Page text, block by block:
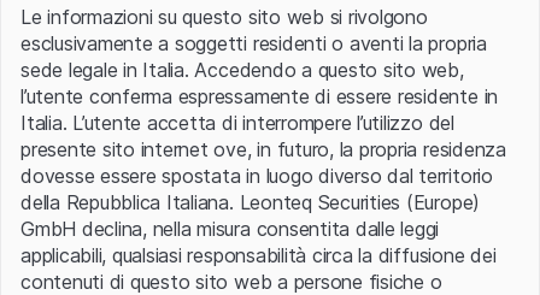
Errore del server.
Le informazioni su questo sito web si rivolgono
esclusivamente a soggetti residenti o aventi la propria
sede legale in Italia. Accedendo a questo sito web,
l’utente conferma espressamente di essere residente in
Italia. L’utente accetta di interrompere l’utilizzo del
presente sito internet ove, in futuro, la propria residenza
dovesse essere spostata in luogo diverso dal territorio
della Repubblica Italiana. Leonteq Securities (Europe)
GmbH declina, nella misura consentita dalle leggi
applicabili, qualsiasi responsabilità circa la diffusione dei
contenuti di questo sito web a persone fisiche o